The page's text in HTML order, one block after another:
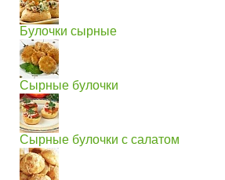
Булочки сырные
Сырные булочки
Сырные булочки с салатом